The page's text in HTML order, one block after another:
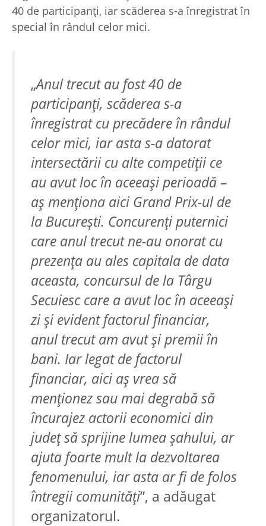
40 de participanți, iar scăderea s-a înregistrat în
special în rândul celor mici.
„Anul trecut au fost 40 de
participanți, scăderea s-a
înregistrat cu precădere în rândul
celor mici, iar asta s-a datorat
intersectării cu alte competiții ce
au avut loc în aceeași perioadă –
aș menționa aici Grand Prix-ul de
la București. Concurenți puternici
care anul trecut ne-au onorat cu
prezența au ales capitala de data
aceasta, concursul de la Târgu
Secuiesc care a avut loc în aceeași
zi și evident factorul financiar,
anul trecut am avut și premii în
bani. Iar legat de factorul
financiar, aici aș vrea să
menționez sau mai degrabă să
încurajez actorii economici din
județ să sprijine lumea șahului, ar
ajuta foarte mult la dezvoltarea
fenomenului, iar asta ar fi de folos
întregii comunități”, a adăugat
organizatorul.